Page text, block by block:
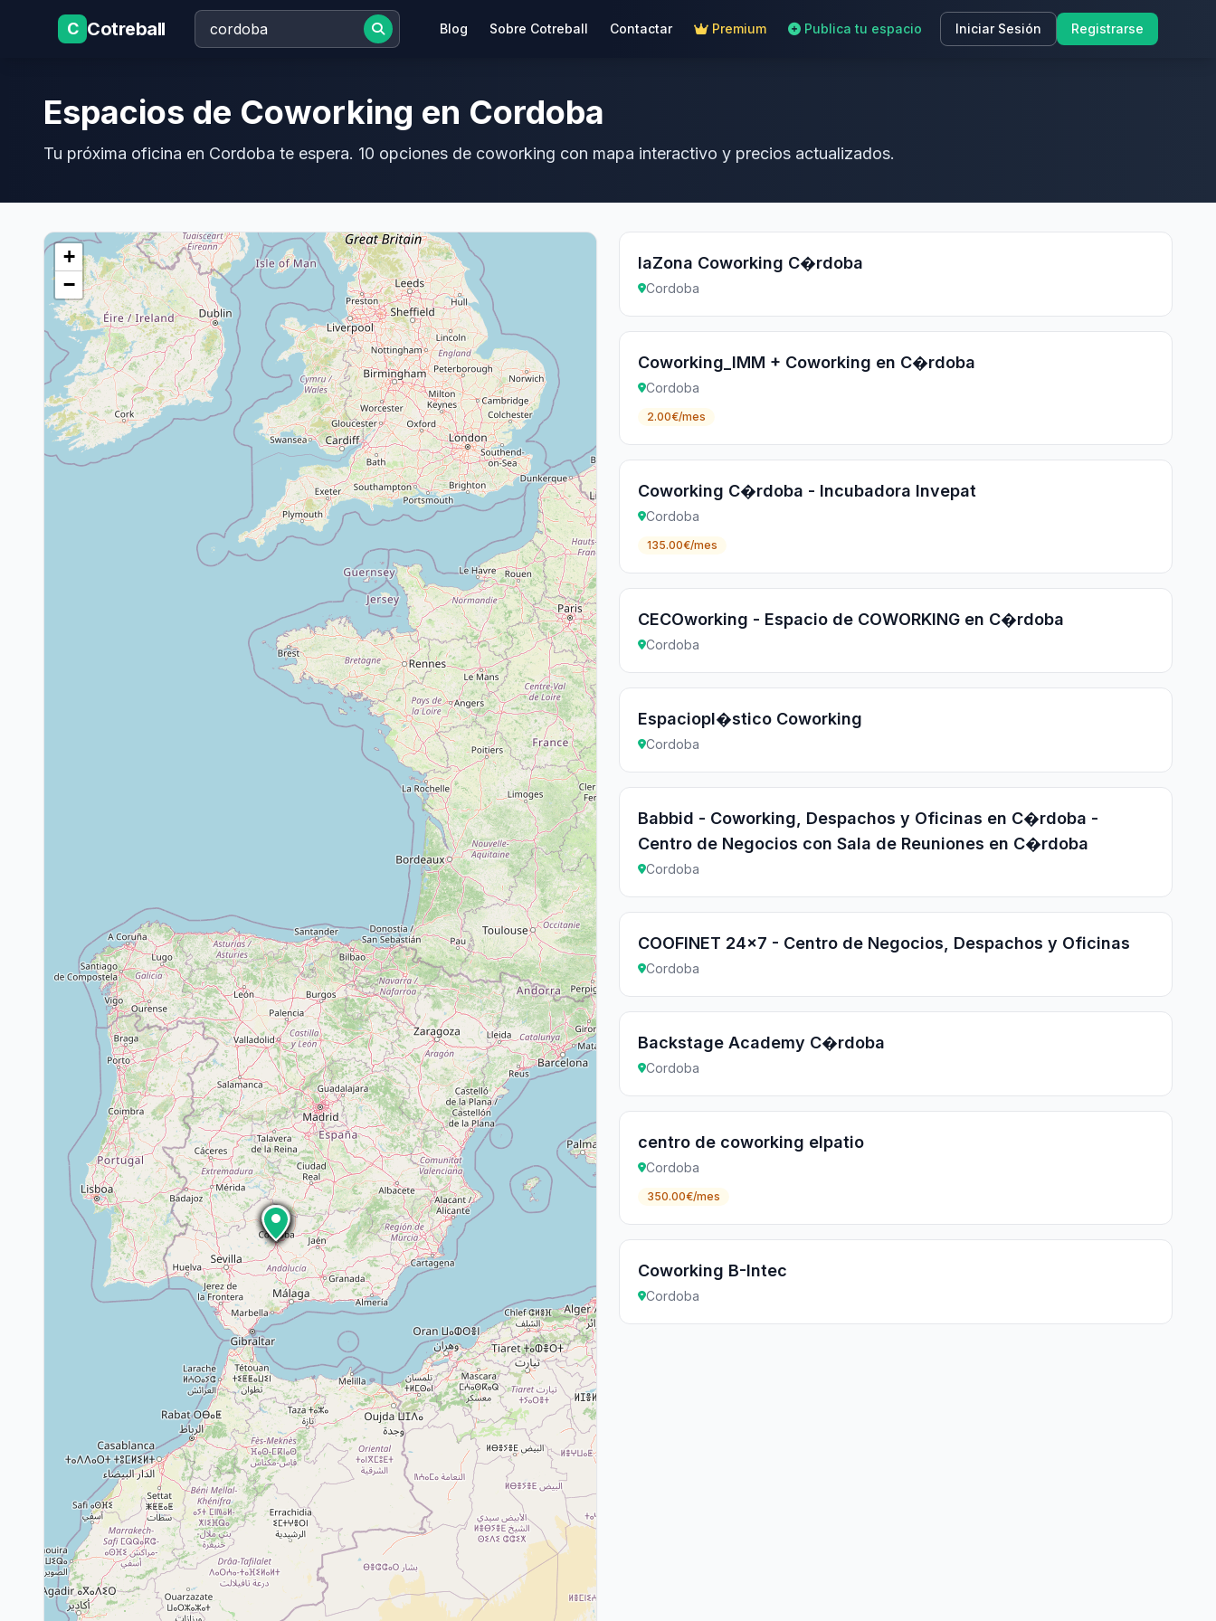
C Cotreball Blog Sobre Cotreball Contactar Premium Publica tu espacio Iniciar Sesión Registrarse
Espacios de Coworking en Cordoba
Tu próxima oficina en Cordoba te espera. 10 opciones de coworking con mapa interactivo y precios actualizados.
+
−
laZona Coworking C�rdoba
Cordoba
Coworking_IMM + Coworking en C�rdoba
Cordoba
2.00€/mes
Coworking C�rdoba - Incubadora Invepat
Cordoba
135.00€/mes
CECOworking - Espacio de COWORKING en C�rdoba
Cordoba
Espaciopl�stico Coworking
Cordoba
Babbid - Coworking, Despachos y Oficinas en C�rdoba -
Centro de Negocios con Sala de Reuniones en C�rdoba
Cordoba
COOFINET 24x7 - Centro de Negocios, Despachos y Oficinas
Cordoba
Backstage Academy C�rdoba
Cordoba
centro de coworking elpatio
Cordoba
350.00€/mes
Coworking B-Intec
Cordoba